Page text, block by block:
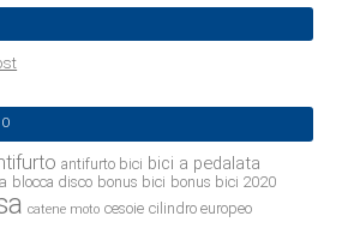
antifurto bici bici a pedalata
blocca disco bonus bici bonus bici 2020
catene moto cesoie cilindro europeo